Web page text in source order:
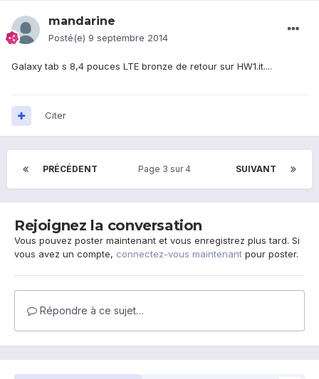
mandarine
Posté(e) 9 septembre 2014
Galaxy tab s 8,4 pouces LTE bronze de retour sur HW1.it....
Citer
PRÉCÉDENT SUIVANT
Page 3 sur 4
Rejoignez la conversation
Vous pouvez poster maintenant et vous enregistrez plus tard. Si
vous avez un compte, connectez-vous maintenant pour poster.
Répondre à ce sujet…